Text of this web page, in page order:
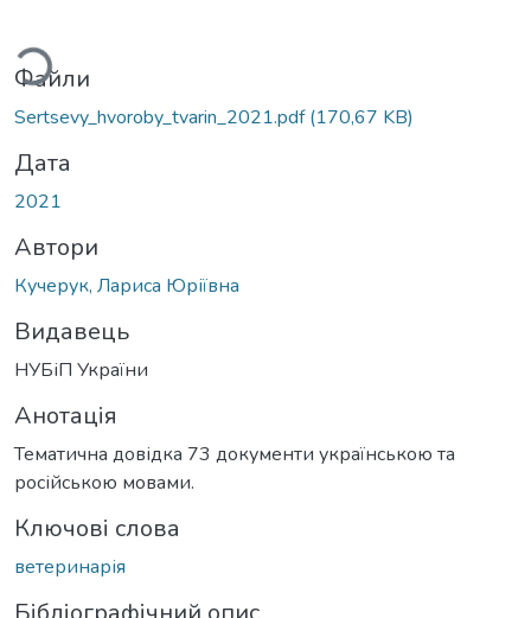
Файли
Sertsevy_hvoroby_tvarin_2021.pdf(170,67 KB)
Дата
2021
Автори
Кучерук, Лариса Юріївна
Видавець
НУБіП України
Анотація
Тематична довідка 73 документи українською та
російською мовами.
Ключові слова
ветеринарія